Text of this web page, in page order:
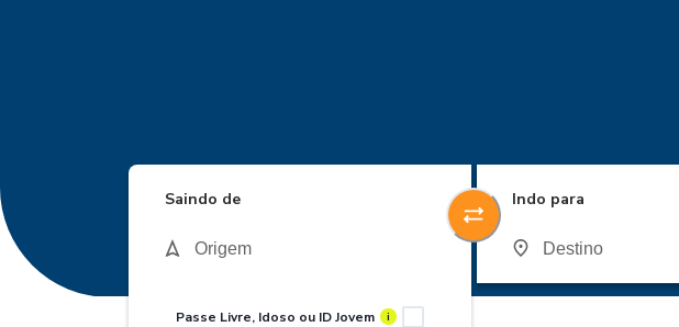
Saindo de
Passe Livre, Idoso ou ID Jovem i
Indo para